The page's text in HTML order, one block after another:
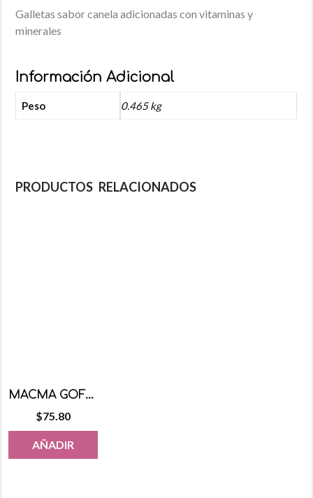
Galletas sabor canela adicionadas con vitaminas y
minerales
Información Adicional
Peso 0.465 kg
PRODUCTOS RELACIONADOS
MACMA GOFRENATA 320G
$75.80
AÑADIR